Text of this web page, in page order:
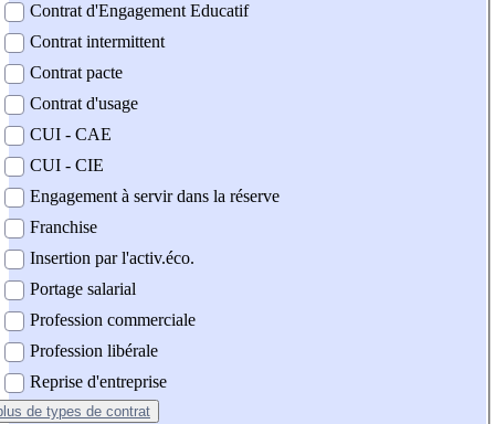
Contrat d'Engagement Educatif
Contrat intermittent
Contrat pacte
Contrat d'usage
CUI - CAE
CUI - CIE
Engagement à servir dans la réserve
Franchise
Insertion par l'activ.éco.
Portage salarial
Profession commerciale
Profession libérale
Reprise d'entreprise
de types de contrat